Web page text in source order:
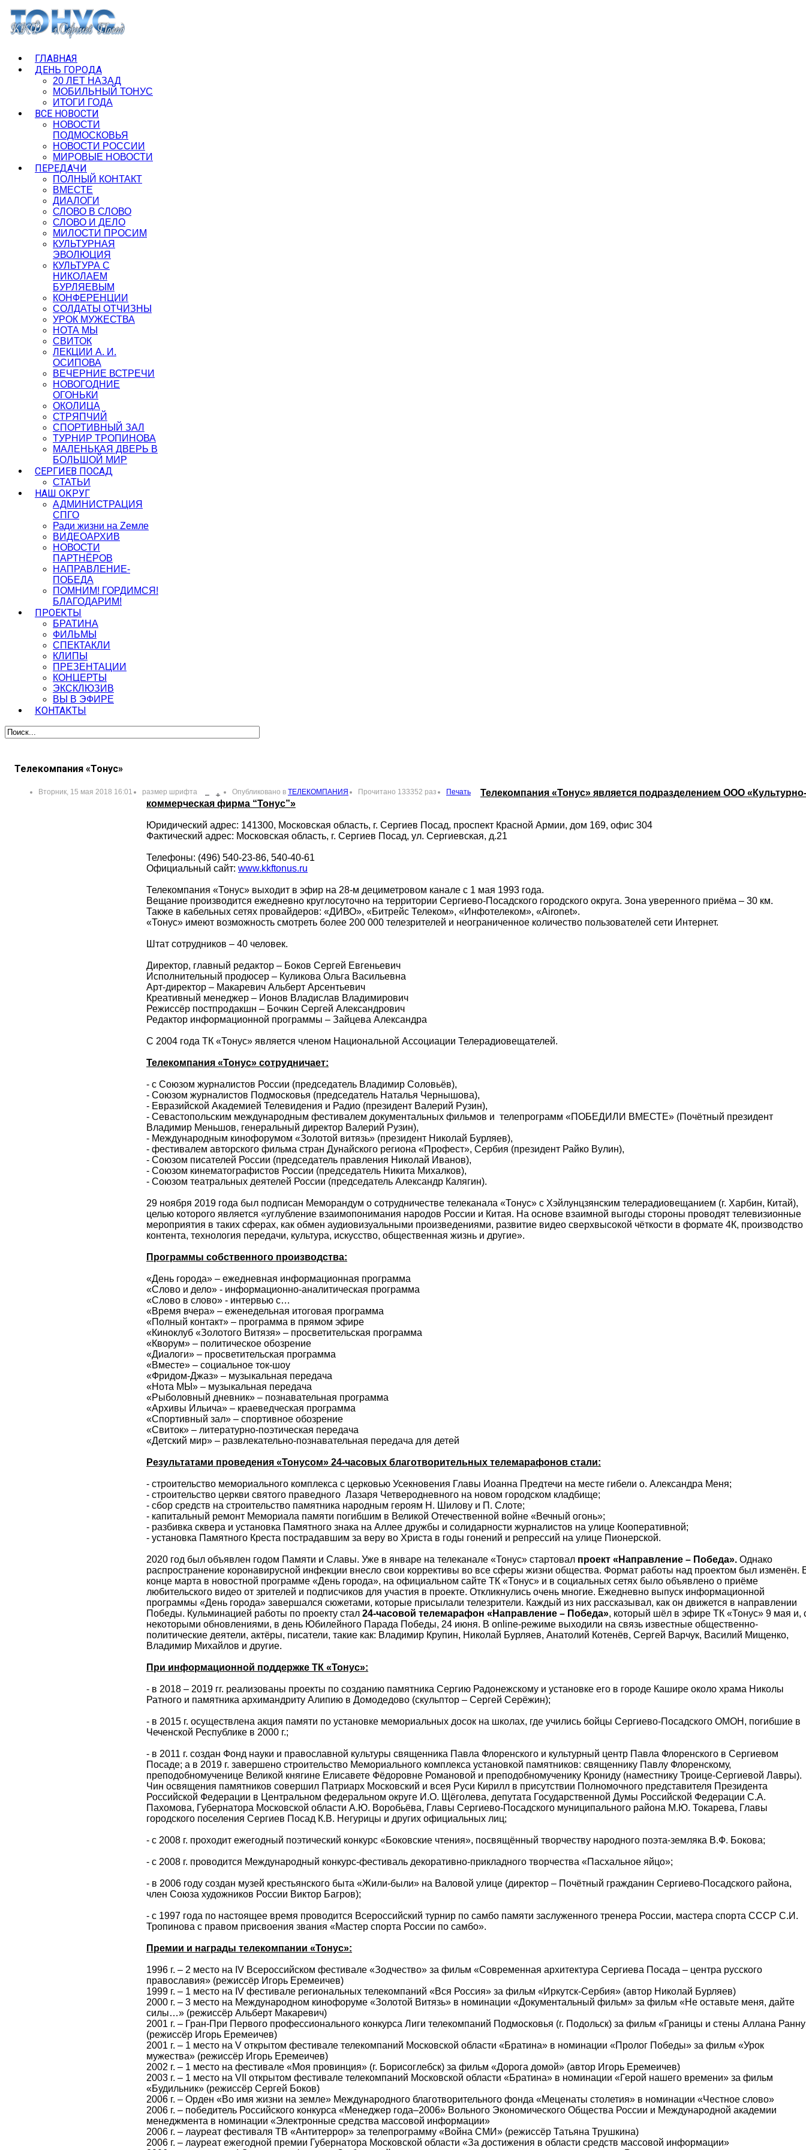
ГЛАВНАЯ
ДЕНЬ ГОРОДА
20 ЛЕТ НАЗАД
МОБИЛЬНЫЙ ТОНУС
ИТОГИ ГОДА
ВСЕ НОВОСТИ
НОВОСТИ
ПОДМОСКОВЬЯ
НОВОСТИ РОССИИ
МИРОВЫЕ НОВОСТИ
ПЕРЕДАЧИ
ПОЛНЫЙ КОНТАКТ
ВМЕСТЕ
ДИАЛОГИ
СЛОВО В СЛОВО
СЛОВО И ДЕЛО
МИЛОСТИ ПРОСИМ
КУЛЬТУРНАЯ
ЭВОЛЮЦИЯ
КУЛЬТУРА С
НИКОЛАЕМ
БУРЛЯЕВЫМ
КОНФЕРЕНЦИИ
СОЛДАТЫ ОТЧИЗНЫ
УРОК МУЖЕСТВА
НОТА МЫ
СВИТОК
ЛЕКЦИИ А. И.
ОСИПОВА
ВЕЧЕРНИЕ ВСТРЕЧИ
НОВОГОДНИЕ
ОГОНЬКИ
ОКОЛИЦА
СТРЯПЧИЙ
СПОРТИВНЫЙ ЗАЛ
ТУРНИР ТРОПИНОВА
МАЛЕНЬКАЯ ДВЕРЬ В
БОЛЬШОЙ МИР
СЕРГИЕВ ПОСАД
СТАТЬИ
НАШ ОКРУГ
АДМИНИСТРАЦИЯ
СПГО
Ради жизни на Zемле
ВИДЕОАРХИВ
НОВОСТИ
ПАРТНЁРОВ
НАПРАВЛЕНИЕ-
ПОБЕДА
ПОМНИМ! ГОРДИМСЯ!
БЛАГОДАРИМ!
ПРОЕКТЫ
БРАТИНА
ФИЛЬМЫ
СПЕКТАКЛИ
КЛИПЫ
ПРЕЗЕНТАЦИИ
КОНЦЕРТЫ
ЭКСКЛЮЗИВ
ВЫ В ЭФИРЕ
КОНТАКТЫ
Телекомпания «Тонус»
Вторник, 15 мая 2018 16:01 размер шрифта Опубликовано в ТЕЛЕКОМПАНИЯ Прочитано 133352 раз Печать
Телекомпания «Тонус» является подразделением ООО «Культурно-
коммерческая фирма “Тонус”»
Юридический адрес: 141300, Московская область, г. Сергиев Посад, проспект Красной Армии, дом 169, офис 304
Фактический адрес: Московская область, г. Сергиев Посад, ул. Сергиевская, д.21
Телефоны: (496) 540-23-86, 540-40-61
Официальный сайт: www.kkftonus.ru
Телекомпания «Тонус» выходит в эфир на 28-м дециметровом канале с 1 мая 1993 года.
Вещание производится ежедневно круглосуточно на территории Сергиево-Посадского городского округа. Зона уверенного приёма – 30 км.
Также в кабельных сетях провайдеров: «ДИВО», «Битрейс Телеком», «Инфотелеком», «Aironet».
«Тонус» имеют возможность смотреть более 200 000 телезрителей и неограниченное количество пользователей сети Интернет.
Штат сотрудников – 40 человек.
Директор, главный редактор – Боков Сергей Евгеньевич
Исполнительный продюсер – Куликова Ольга Васильевна
Арт-директор – Макаревич Альберт Арсентьевич
Креативный менеджер – Ионов Владислав Владимирович
Режиссёр постпродакшн – Бочкин Сергей Александрович
Редактор информационной программы – Зайцева Александра
С 2004 года ТК «Тонус» является членом Национальной Ассоциации Телерадиовещателей.
Телекомпания «Тонус» сотрудничает:
- с Союзом журналистов России (председатель Владимир Соловьёв),
- Союзом журналистов Подмосковья (председатель Наталья Чернышова),
- Евразийской Академией Телевидения и Радио (президент Валерий Рузин),
- Севастопольским международным фестивалем документальных фильмов и телепрограмм «ПОБЕДИЛИ ВМЕСТЕ» (Почётный президент
Владимир Меньшов, генеральный директор Валерий Рузин),
- Международным кинофорумом «Золотой витязь» (президент Николай Бурляев),
- фестивалем авторского фильма стран Дунайского региона «Профест», Сербия (президент Райко Вулин),
- Союзом писателей России (председатель правления Николай Иванов),
- Союзом кинематографистов России (председатель Никита Михалков),
- Союзом театральных деятелей России (председатель Александр Калягин).
29 ноября 2019 года был подписан Меморандум о сотрудничестве телеканала «Тонус» с Хэйлунцзянским телерадиовещанием (г. Харбин, Китай),
целью которого является «углубление взаимопонимания народов России и Китая. На основе взаимной выгоды стороны проводят телевизионные
мероприятия в таких сферах, как обмен аудиовизуальными произведениями, развитие видео сверхвысокой чёткости в формате 4К, производство
контента, технология передачи, культура, искусство, общественная жизнь и другие».
Программы собственного производства:
«День города» – ежедневная информационная программа
«Слово и дело» - информационно-аналитическая программа
«Слово в слово» - интервью с…
«Время вчера» – еженедельная итоговая программа
«Полный контакт» – программа в прямом эфире
«Киноклуб «Золотого Витязя» – просветительская программа
«Кворум» – политическое обозрение
«Диалоги» – просветительская программа
«Вместе» – социальное ток-шоу
«Фридом-Джаз» – музыкальная передача
«Нота МЫ» – музыкальная передача
«Рыболовный дневник» – познавательная программа
«Архивы Ильича» – краеведческая программа
«Спортивный зал» – спортивное обозрение
«Свиток» – литературно-поэтическая передача
«Детский мир» – развлекательно-познавательная передача для детей
Результатами проведения «Тонусом» 24-часовых благотворительных телемарафонов стали:
- строительство мемориального комплекса с церковью Усекновения Главы Иоанна Предтечи на месте гибели о. Александра Меня;
- строительство церкви святого праведного Лазаря Четверодневного на новом городском кладбище;
- сбор средств на строительство памятника народным героям Н. Шилову и П. Слоте;
- капитальный ремонт Мемориала памяти погибшим в Великой Отечественной войне «Вечный огонь»;
- разбивка сквера и установка Памятного знака на Аллее дружбы и солидарности журналистов на улице Кооперативной;
- установка Памятного Креста пострадавшим за веру во Христа в годы гонений и репрессий на улице Пионерской.
2020 год был объявлен годом Памяти и Славы. Уже в январе на телеканале «Тонус» стартовал проект «Направление – Победа». Однако
распространение коронавирусной инфекции внесло свои коррективы во все сферы жизни общества. Формат работы над проектом был изменён.
конце марта в новостной программе «День города», на официальном сайте ТК «Тонус» и в социальных сетях было объявлено о приёме
любительского видео от зрителей и подписчиков для участия в проекте. Откликнулись очень многие. Ежедневно выпуск информационной
программы «День города» завершался сюжетами, которые присылали телезрители. Каждый из них рассказывал, как он движется в направлении
Победы. Кульминацией работы по проекту стал 24-часовой телемарафон «Направление – Победа», который шёл в эфире ТК «Тонус» 9 мая и,
некоторыми обновлениями, в день Юбилейного Парада Победы, 24 июня. В online-режиме выходили на связь известные общественно-
политические деятели, актёры, писатели, такие как: Владимир Крупин, Николай Бурляев, Анатолий Котенёв, Сергей Варчук, Василий Мищенко,
Владимир Михайлов и другие.
При информационной поддержке ТК «Тонус»:
- в 2018 – 2019 гг. реализованы проекты по созданию памятника Сергию Радонежскому и установке его в городе Кашире около храма Николы
Ратного и памятника архимандриту Алипию в Домодедово (скульптор – Сергей Серёжин);
- в 2015 г. осуществлена акция памяти по установке мемориальных досок на школах, где учились бойцы Сергиево-Посадского ОМОН, погибшие в
Чеченской Республике в 2000 г.;
- в 2011 г. создан Фонд науки и православной культуры священника Павла Флоренского и культурный центр Павла Флоренского в Сергиевом
Посаде; а в 2019 г. завершено строительство Мемориального комплекса установкой памятников: священнику Павлу Флоренскому,
преподобномученице Великой княгине Елисавете Фёдоровне Романовой и преподобномученику Крониду (наместнику Троице-Сергиевой Лавры).
Чин освящения памятников совершил Патриарх Московский и всея Руси Кирилл в присутствии Полномочного представителя Президента
Российской Федерации в Центральном федеральном округе И.О. Щёголева, депутата Государственной Думы Российской Федерации С.А.
Пахомова, Губернатора Московской области А.Ю. Воробьёва, Главы Сергиево-Посадского муниципального района М.Ю. Токарева, Главы
городского поселения Сергиев Посад К.В. Негурицы и других официальных лиц;
- с 2008 г. проходит ежегодный поэтический конкурс «Боковские чтения», посвящённый творчеству народного поэта-земляка В.Ф. Бокова;
- с 2008 г. проводится Международный конкурс-фестиваль декоративно-прикладного творчества «Пасхальное яйцо»;
- в 2006 году создан музей крестьянского быта «Жили-были» на Валовой улице (директор – Почётный гражданин Сергиево-Посадского района,
член Союза художников России Виктор Багров);
- с 1997 года по настоящее время проводится Всероссийский турнир по самбо памяти заслуженного тренера России, мастера спорта СССР С.И.
Тропинова с правом присвоения звания «Мастер спорта России по самбо».
Премии и награды телекомпании «Тонус»:
1996 г. – 2 место на IV Всероссийском фестивале «Зодчество» за фильм «Современная архитектура Сергиева Посада – центра русского
православия» (режиссёр Игорь Еремеичев)
1999 г. – 1 место на IV фестивале региональных телекомпаний «Вся Россия» за фильм «Иркутск-Сербия» (автор Николай Бурляев)
2000 г. – 3 место на Международном кинофоруме «Золотой Витязь» в номинации «Документальный фильм» за фильм «Не оставьте меня, дайте
силы…» (режиссёр Альберт Макаревич)
2001 г. – Гран-При Первого профессионального конкурса Лиги телекомпаний Подмосковья (г. Подольск) за фильм «Границы и стены Аллана
(режиссёр Игорь Еремеичев)
2001 г. – 1 место на V открытом фестивале телекомпаний Московской области «Братина» в номинации «Пролог Победы» за фильм «Урок
мужества» (режиссёр Игорь Еремеичев)
2002 г. – 1 место на фестивале «Моя провинция» (г. Борисоглебск) за фильм «Дорога домой» (автор Игорь Еремеичев)
2003 г. – 1 место на VII открытом фестивале телекомпаний Московской области «Братина» в номинации «Герой нашего времени» за фильм
«Будильник» (режиссёр Сергей Боков)
2006 г. – Орден «Во имя жизни на земле» Международного благотворительного фонда «Меценаты столетия» в номинации «Честное слово»
2006 г. – победитель Российского конкурса «Менеджер года–2006» Вольного Экономического Общества России и Международной академии
менеджмента в номинации «Электронные средства массовой информации»
2006 г. – лауреат фестиваля ТВ «Антитеррор» за телепрограмму «Война СМИ» (режиссёр Татьяна Трушкина)
2006 г. – лауреат ежегодной премии Губернатора Московской области «За достижения в области средств массовой информации»